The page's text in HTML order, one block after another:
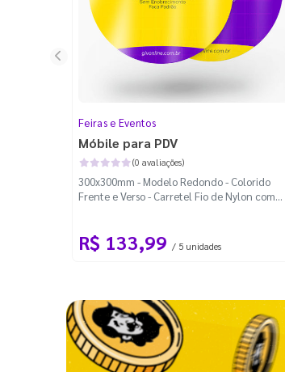
Feiras e Eventos
Móbile para PDV
(0 avaliações)
300x300mm - Modelo Redondo - Colorido
Frente e Verso - Carretel Fio de Nylon com
R$ 133,99 / 5 unidades